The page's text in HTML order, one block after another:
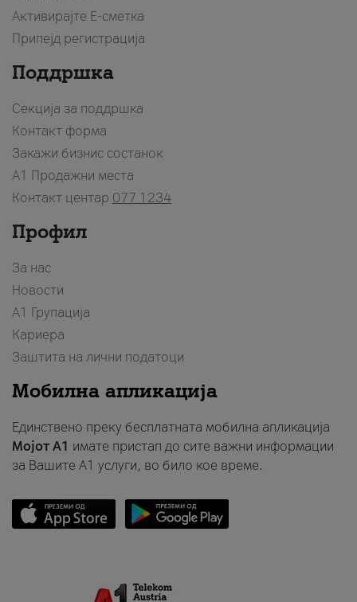
Активирајте Е-сметка
Припејд регистрација
Поддршка
Секција за поддршка
Контакт форма
Закажи бизнис состанок
A1 Продажни места
Контакт центар 077 1234
Профил
За нас
Новости
А1 Групација
Кариера
Заштита на лични податоци
Мобилна апликација
Единствено преку бесплатната мобилна апликација
Мојот A1 имате пристап до сите важни информации
за Вашите A1 услуги, во било кое време.